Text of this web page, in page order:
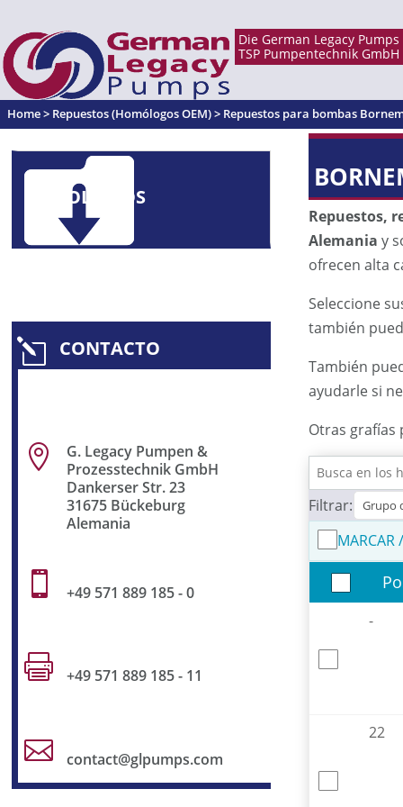
Home> Repuestos (Homólogos OEM)> Repuestos para bombas
FOLLETOS
l CONTACTO

G. Legacy Pumpen &
Prozesstechnik GmbH
Dankerser Str. 23
31675 Bückeburg
Alemania
 +49 571 889 185 - 0
 +49 571 889 185 - 11
 contact@glpumps.com
Repuestos,
Alemania y
ofrecen alta
Seleccione
también
También
ayudarle si
Otras grafías
Filtrar:
MARCAR
-
22